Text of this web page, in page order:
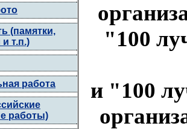
(памятки,
т.п.)
работа
работы)
"100
и "100